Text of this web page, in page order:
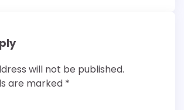
will not be published.
are marked *